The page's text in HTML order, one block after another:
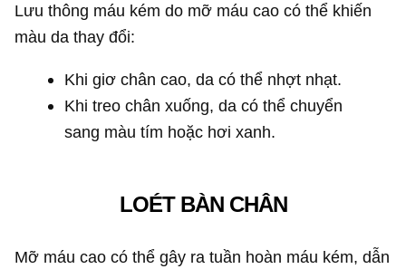
Lưu thông máu kém do mỡ máu cao có thể khiến
màu da thay đổi:
Khi giơ chân cao, da có thể nhợt nhạt.
Khi treo chân xuống, da có thể chuyển
sang màu tím hoặc hơi xanh.
LOÉT BÀN CHÂN
Mỡ máu cao có thể gây ra tuần hoàn máu kém, dẫn